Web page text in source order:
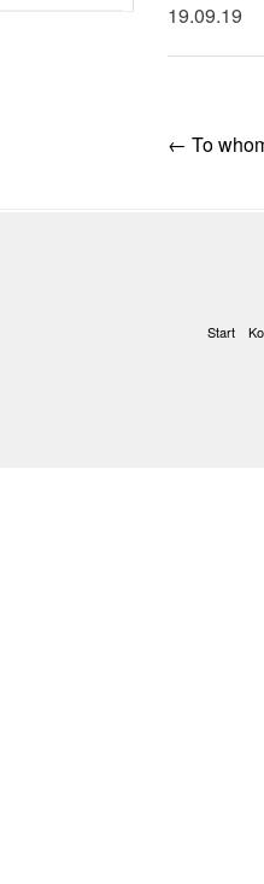
19.09.19
Post
← To
Start